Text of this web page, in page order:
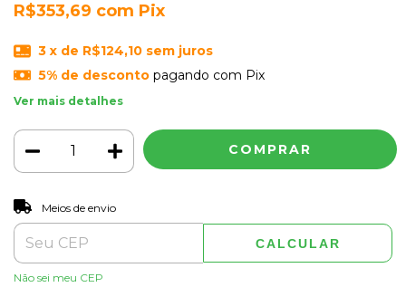
R$353,69 com Pix
3 x de R$124,10 sem juros
5% de descontopagando com Pix
Ver mais detalhes
Entregas para o CEP:
Meios de envio
CALCULAR
Não sei meu CEP